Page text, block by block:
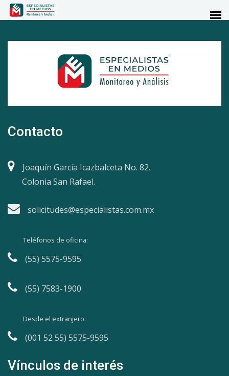
Contacto
Joaquín García Icazbalceta No. 82.
Colonia San Rafael.
solicitudes@especialistas.com.mx
Teléfonos de oficina:
(55) 5575-9595
(55) 7583-1900
Desde el extranjero:
(001 52 55) 5575-9595
Vínculos de interés